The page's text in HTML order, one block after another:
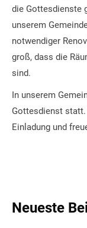
die Gottesdienste
unserem
notwendiger
groß, dass die
sind.
In unserem
Gottesdienst
Einladung und
Neueste